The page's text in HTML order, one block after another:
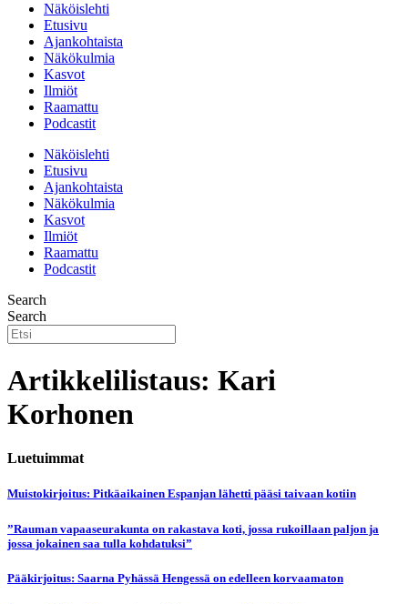
Näköislehti
Etusivu
Ajankohtaista
Näkökulmia
Kasvot
Ilmiöt
Raamattu
Podcastit
Näköislehti
Etusivu
Ajankohtaista
Näkökulmia
Kasvot
Ilmiöt
Raamattu
Podcastit
Search
Search
Artikkelilistaus: Kari
Korhonen
Luetuimmat
Muistokirjoitus: Pitkäaikainen Espanjan lähetti pääsi taivaan kotiin
”Rauman vapaaseurakunta on rakastava koti, jossa rukoillaan paljon ja
jossa jokainen saa tulla kohdatuksi”
Pääkirjoitus: Saarna Pyhässä Hengessä on edelleen korvaamaton